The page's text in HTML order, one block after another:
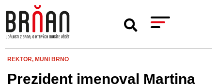
REKTOR, MUNI BRNO
Prezident jmenoval Martina